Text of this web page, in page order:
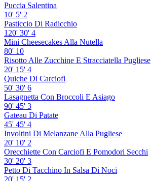
Puccia Salentina
10' 5' 2
Pasticcio Di Radicchio
120' 30' 4
Mini Cheesecakes Alla Nutella
80' 10
Risotto Alle Zucchine E Stracciatella Pugliese
20' 15' 4
Quiche Di Carciofi
50' 30' 6
Lasagnetta Con Broccoli E Asiago
90' 45' 3
Gateau Di Patate
45' 45' 4
Involtini Di Melanzane Alla Pugliese
20' 10' 2
Orecchiette Con Carciofi E Pomodori Secchi
30' 20' 3
Petto Di Tacchino In Salsa Di Noci
20' 15' 2